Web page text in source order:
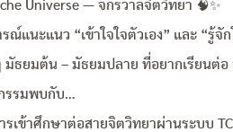
Universe — จักรวาลจิตวิทยา 🧠✨
ณ์แนะแนว “เข้าใจใจตัวเอง” และ “รู้จั
มัธยมต้น – มัธยมปลาย ที่อยากเรียนต่อ
รรมพบกับ…
รเข้าศึกษาต่อสายจิตวิทยาผ่านระบบ